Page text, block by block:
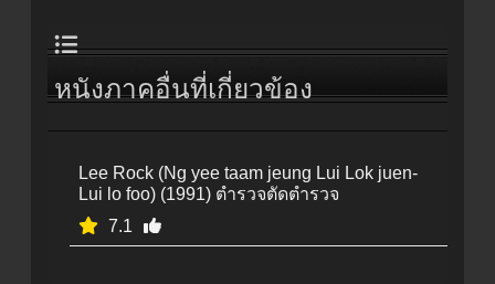
หนังภาคอื่นที่เกี่ยวข้อง
Lee Rock (Ng yee taam jeung Lui Lok juen-
Lui lo foo) (1991) ตำรวจตัดตำรวจ
7.1